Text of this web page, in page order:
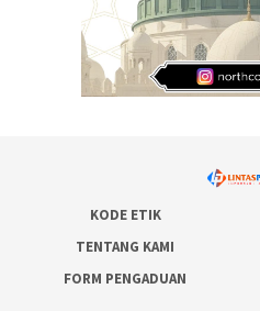
KODE ETIK
TENTANG KAMI
FORM PENGADUAN